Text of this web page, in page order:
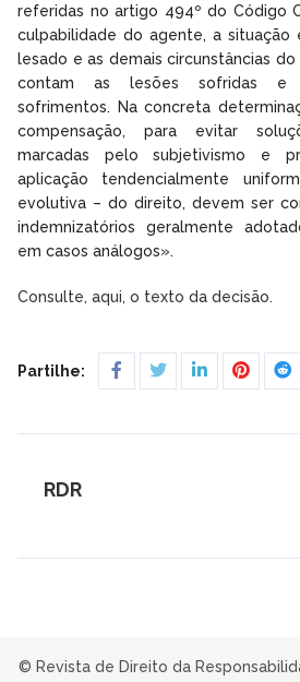
referidas no artigo 494º do Código
culpabilidade do agente, a
lesado e as demais circunstâncias
contam as lesões sofridas e
sofrimentos. Na concreta
compensação, para evitar
marcadas pelo subjetivismo e
aplicação tendencialmente
evolutiva – do direito, devem ser
indemnizatórios geralmente
em casos análogos».
Consulte, aqui, o texto da decisão.
Partilhe:
RDR
© Revista de Direito da